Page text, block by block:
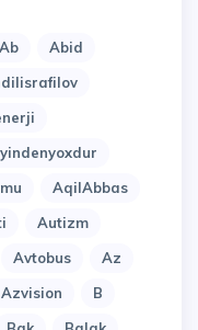
Ab
Abid
AqilAbbas
Autizm
Avtobus
Az
Azvision
B